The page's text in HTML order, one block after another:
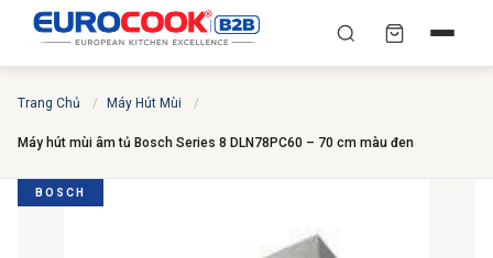
YÊU CẦU BÁO GIÁ TỐT
NHẤT
Trang Chủ / Máy Hút Mùi /
Máy hút mùi âm tủ Bosch Series 8 DLN78PC60 – 70 cm màu đen
BOSCH